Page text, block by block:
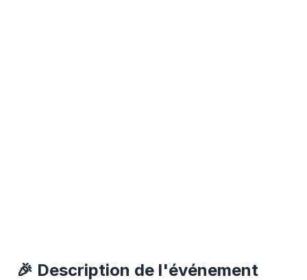
🎉 Description de l'événement